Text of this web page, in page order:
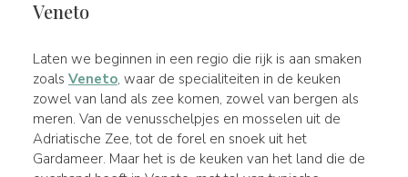
Veneto
Laten we beginnen in een regio die rijk is aan smaken
zoals Veneto, waar de specialiteiten in de keuken
zowel van land als zee komen, zowel van bergen als
meren. Van de venusschelpjes en mosselen uit de
Adriatische Zee, tot de forel en snoek uit het
Gardameer. Maar het is de keuken van het land die de